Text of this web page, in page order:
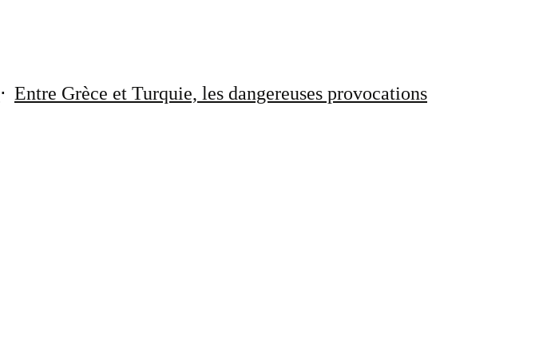
Entre Grèce et Turquie, les dangereuses provocations